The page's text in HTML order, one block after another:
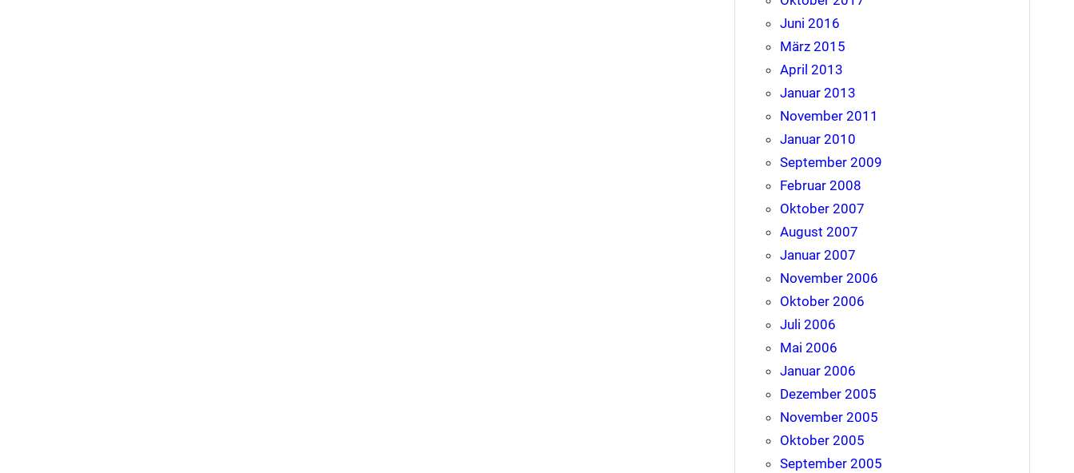
Juni 2016
März 2015
April 2013
Januar 2013
November 2011
Januar 2010
September 2009
Februar 2008
Oktober 2007
August 2007
Januar 2007
November 2006
Oktober 2006
Juli 2006
Mai 2006
Januar 2006
Dezember 2005
November 2005
Oktober 2005
September 2005